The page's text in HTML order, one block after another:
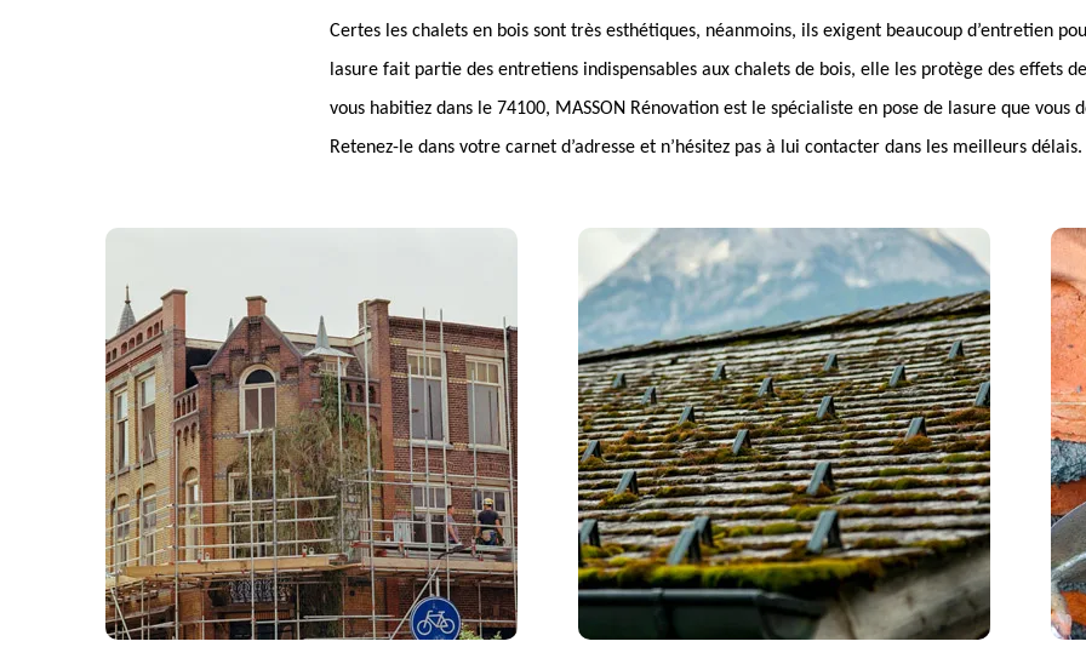
Certes les chalets en bois sont très esthétiques, néanmoins, ils exigent beaucoup d’entretien
lasure fait partie des entretiens indispensables aux chalets de bois, elle les protège des effets
vous habitiez dans le 74100, MASSON Rénovation est le spécialiste en pose de lasure que vous
Retenez-le dans votre carnet d’adresse et n’hésitez pas à lui contacter dans les meilleurs délais.